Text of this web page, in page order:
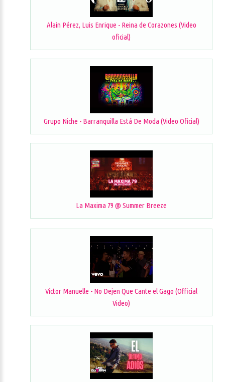
Alain Pérez, Luis Enrique - Reina de Corazones (Video
oficial)
Grupo Niche - Barranquilla Está De Moda (Video Oficial)
La Maxima 79 @ Summer Breeze
Víctor Manuelle - No Dejen Que Cante el Gago (Official
Video)